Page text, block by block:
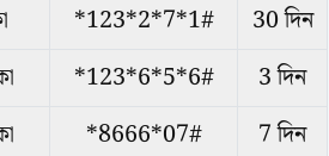
*123*2*7*1#
30 দিন
*123*6*5*6#
3 দিন
*8666*07#
7 দিন